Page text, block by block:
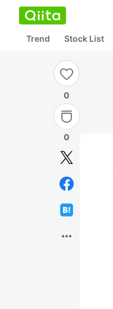
Trend Stock List
0
0
more_horiz